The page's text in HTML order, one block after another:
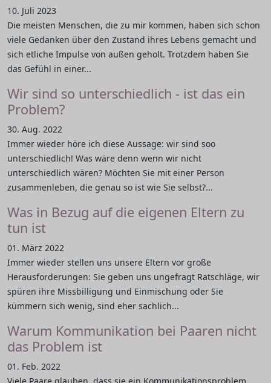
10. Juli 2023
Die meisten Menschen, die zu mir kommen, haben sich schon
viele Gedanken über den Zustand ihres Lebens gemacht und
sich etliche Impulse von außen geholt. Trotzdem haben Sie
das Gefühl in einer...
Wir sind so unterschiedlich - ist das ein
Problem?
30. Aug. 2022
Immer wieder höre ich diese Aussage: wir sind soo
unterschiedlich! Was wäre denn wenn wir nicht
unterschiedlich wären? Möchten Sie mit einer Person
zusammenleben, die genau so ist wie Sie selbst?...
Was in Bezug auf die eigenen Eltern zu
tun ist
01. März 2022
Immer wieder stellen uns unsere Eltern vor große
Herausforderungen: Sie geben uns ungefragt Ratschläge, wir
spüren ihre Missbilligung und Einmischung oder Sie
kümmern sich wenig, sind eher sachlich...
Warum Kommunikation bei Paaren nicht
das Problem ist
01. Feb. 2022